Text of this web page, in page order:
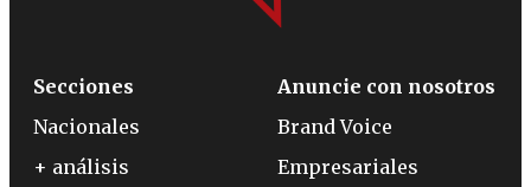
Secciones
Nacionales
+ análisis
Anuncie con nosotros
Brand Voice
Empresariales